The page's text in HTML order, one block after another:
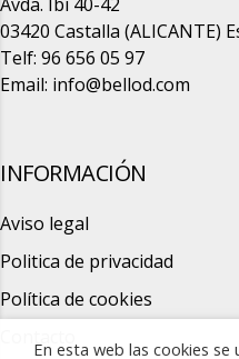
03420 Castalla (ALICANTE)
Telf: 96 656 05 97
Email: info@bellod.com
INFORMACIÓN
Aviso legal
Politica de privacidad
Política de cookies
En esta web las cookies